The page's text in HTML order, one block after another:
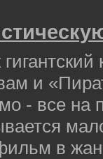
и
- все на
в